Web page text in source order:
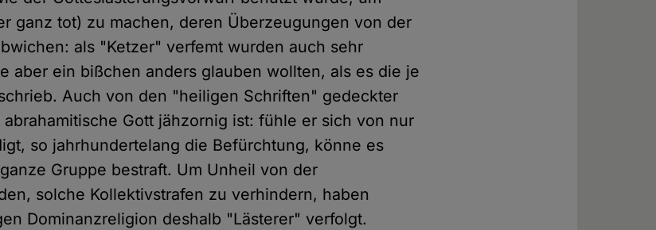
ganz tot) zu machen, deren Überzeugungen von der
als "Ketzer" verfemt wurden auch sehr
aber ein bißchen anders glauben wollten, als es die je
Auch von den "heiligen Schriften" gedeckter
Gott jähzornig ist: fühle er sich von nur
so jahrhundertelang die Befürchtung, könne es
Gruppe bestraft. Um Unheil von der
solche Kollektivstrafen zu verhindern, haben
Dominanzreligion deshalb "Lästerer" verfolgt.